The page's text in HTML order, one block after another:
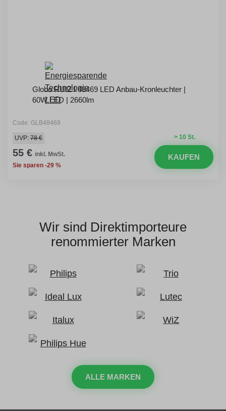
Globo RUIZ I 48469 LED Anbau-Kronleuchter |
60W LED | 2660lm
Code: GLB48469
> 10 St.
UVP: 78 €
55 € inkl. MwSt.
Sie sparen -29 %
KAUFEN
Wir sind Direktimporteure
renommierter Marken
ALLE MARKEN